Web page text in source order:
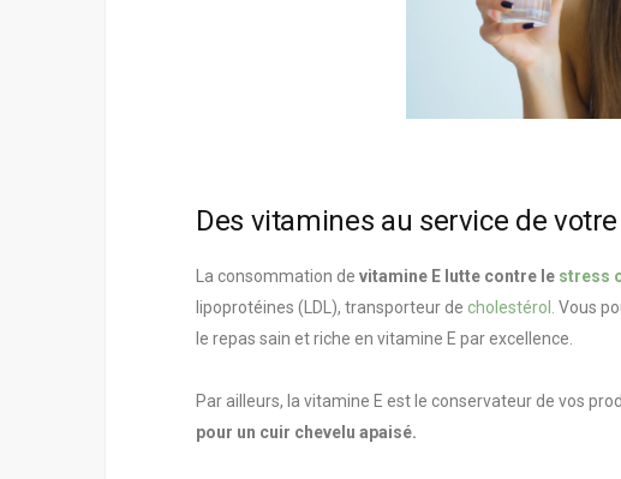
Des vitamines au service de
La consommation de vitamine E lutte contre le stress
lipoprotéines (LDL), transporteur de cholestérol.
Vous
le repas sain et riche en vitamine E par excellence.
Par ailleurs, la vitamine E est le conservateur de vos
pour un cuir chevelu apaisé.